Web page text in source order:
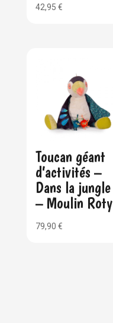
42,95 €
Toucan géant
d’activités –
Dans la jungle
– Moulin Roty
79,90 €